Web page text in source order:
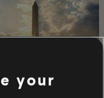
your